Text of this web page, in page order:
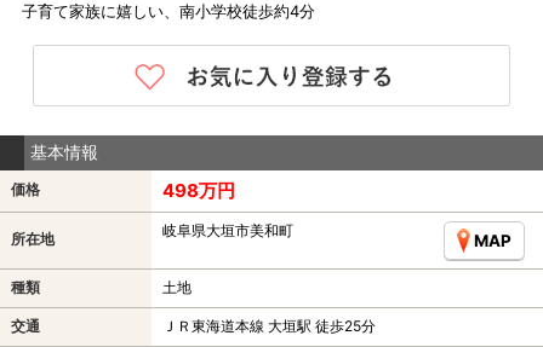
子育て家族に嬉しい、南小学校徒歩約4分
基本情報
価格 498万円
所在地 岐阜県大垣市美和町
MAP
種類 土地
交通 ＪＲ東海道本線 大垣駅 徒歩25分